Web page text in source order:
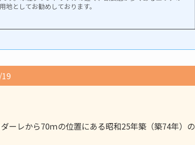
地としてお勧めしております。
ーレから70ｍの位置にある昭和25年築（築74年）の